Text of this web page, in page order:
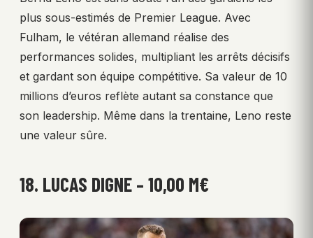
plus sous-estimés de Premier League. Avec
Fulham, le vétéran allemand réalise des
performances solides, multipliant les arrêts décisifs
et gardant son équipe compétitive. Sa valeur de 10
millions d’euros reflète autant sa constance que
son leadership. Même dans la trentaine, Leno reste
une valeur sûre.
18. LUCAS DIGNE – 10,00 M€